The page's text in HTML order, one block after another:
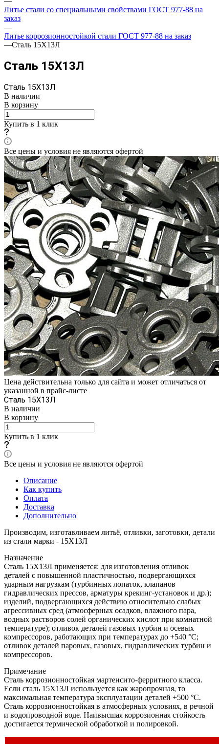
Литье стали со специальными свойствами ГОСТ 977-88 на
заказ
—
Литье коррозионностойкой стали ГОСТ 977-88 на заказ
—Сталь 15Х13Л
Сталь 15Х13Л
Сталь 15Х13Л
В наличии
В корзину
Купить в 1 клик
Все цены и условия не являются офертой
Цена действительна только для сайта и может отличаться от
указанной в прайс-листе
Сталь 15Х13Л
В наличии
В корзину
Купить в 1 клик
Все цены и условия не являются офертой
Описание
Как купить
Оплата
Доставка
Дополнительно
Производим, изготавливаем литьё, отливки, заготовки, детали
из стали марки - 15Х13Л
Назначение
Сталь 15Х13Л применяется: для изготовления отливок
деталей с повышенной пластичностью, подвергающихся
ударным нагрузкам (турбинных лопаток, клапанов
гидравлических прессов, арматуры крекинг-установок и др.);
изделий, подвергающихся действию относительно слабых
агрессивных сред (атмосферных осадков, влажного пара,
водных растворов солей органических кислот при комнатной
температуре); отливок деталей газовых турбин и осевых
компрессоров, работающих при температурах до +540 °С;
отливок деталей паровых, газовых, гидравлических турбин и
компрессоров.
Примечание
Сталь коррозионностойкая мартенсито-ферритного класса.
Если сталь 15Х13Л используется как жаропрочная, то
максимальная температура эксплуатации деталей +500 °С.
Сталь коррозионностойкая в атмосферных условиях, в речной
и водопроводной воде. Наивысшая коррозионная стойкость
достигается термической обработкой и полировкой.